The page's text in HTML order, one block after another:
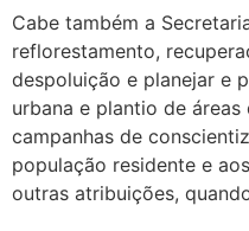
Cabe também a
reflorestamento,
despoluição e planejar e
urbana e plantio de
campanhas de
população residente e
outras atribuições,